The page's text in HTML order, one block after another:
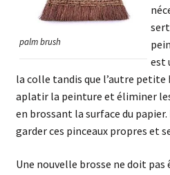
palm brush
sert
est
la colle tandis que l’autre
aplatir la peinture et éliminer
en brossant la surface du
garder ces pinceaux propres et
Une nouvelle brosse ne doit